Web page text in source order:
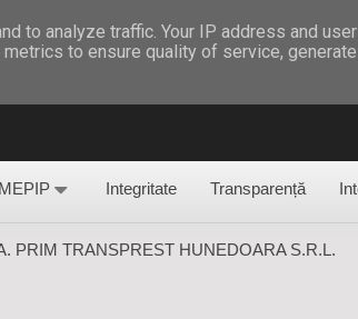
Integritate Transparență
PRIM TRANSPREST HUNEDOARA S.R.L.
to analyze traffic. Your IP address and
to ensure quality of service,